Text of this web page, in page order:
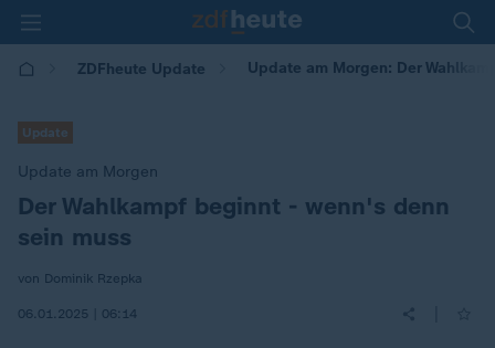
ZDFheute Update Update am Morgen: Der
Update
Update am Morgen
:Der Wahlkampf beginnt - wenn's denn
sein muss
von Dominik Rzepka
06.01.2025 | 06:14